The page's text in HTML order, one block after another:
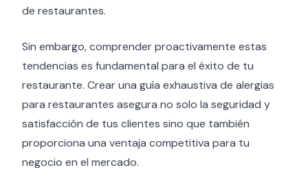
de restaurantes.
Sin embargo, comprender proactivamente estas
tendencias es fundamental para el éxito de tu
restaurante. Crear una guía exhaustiva de alergias
para restaurantes asegura no solo la seguridad y
satisfacción de tus clientes sino que también
proporciona una ventaja competitiva para tu
negocio en el mercado.